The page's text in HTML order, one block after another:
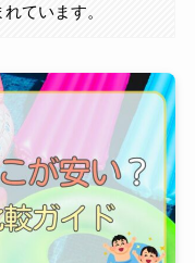
ています。